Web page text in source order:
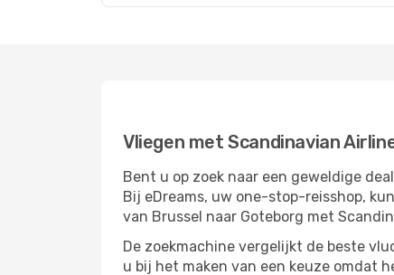
Vliegen met Scandinavian
Bent u op zoek naar een geweldige
Bij eDreams, uw one-stop-reisshop,
van Brussel naar Goteborg met
De zoekmachine vergelijkt de beste
u bij het maken van een keuze omdat